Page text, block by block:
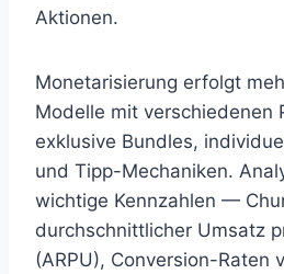
Aktionen.
Monetarisierung erfolgt
Modelle mit verschiedenen
exklusive Bundles,
und Tipp-Mechaniken.
wichtige Kennzahlen —
durchschnittlicher Umsatz
(ARPU), Conversion-Raten